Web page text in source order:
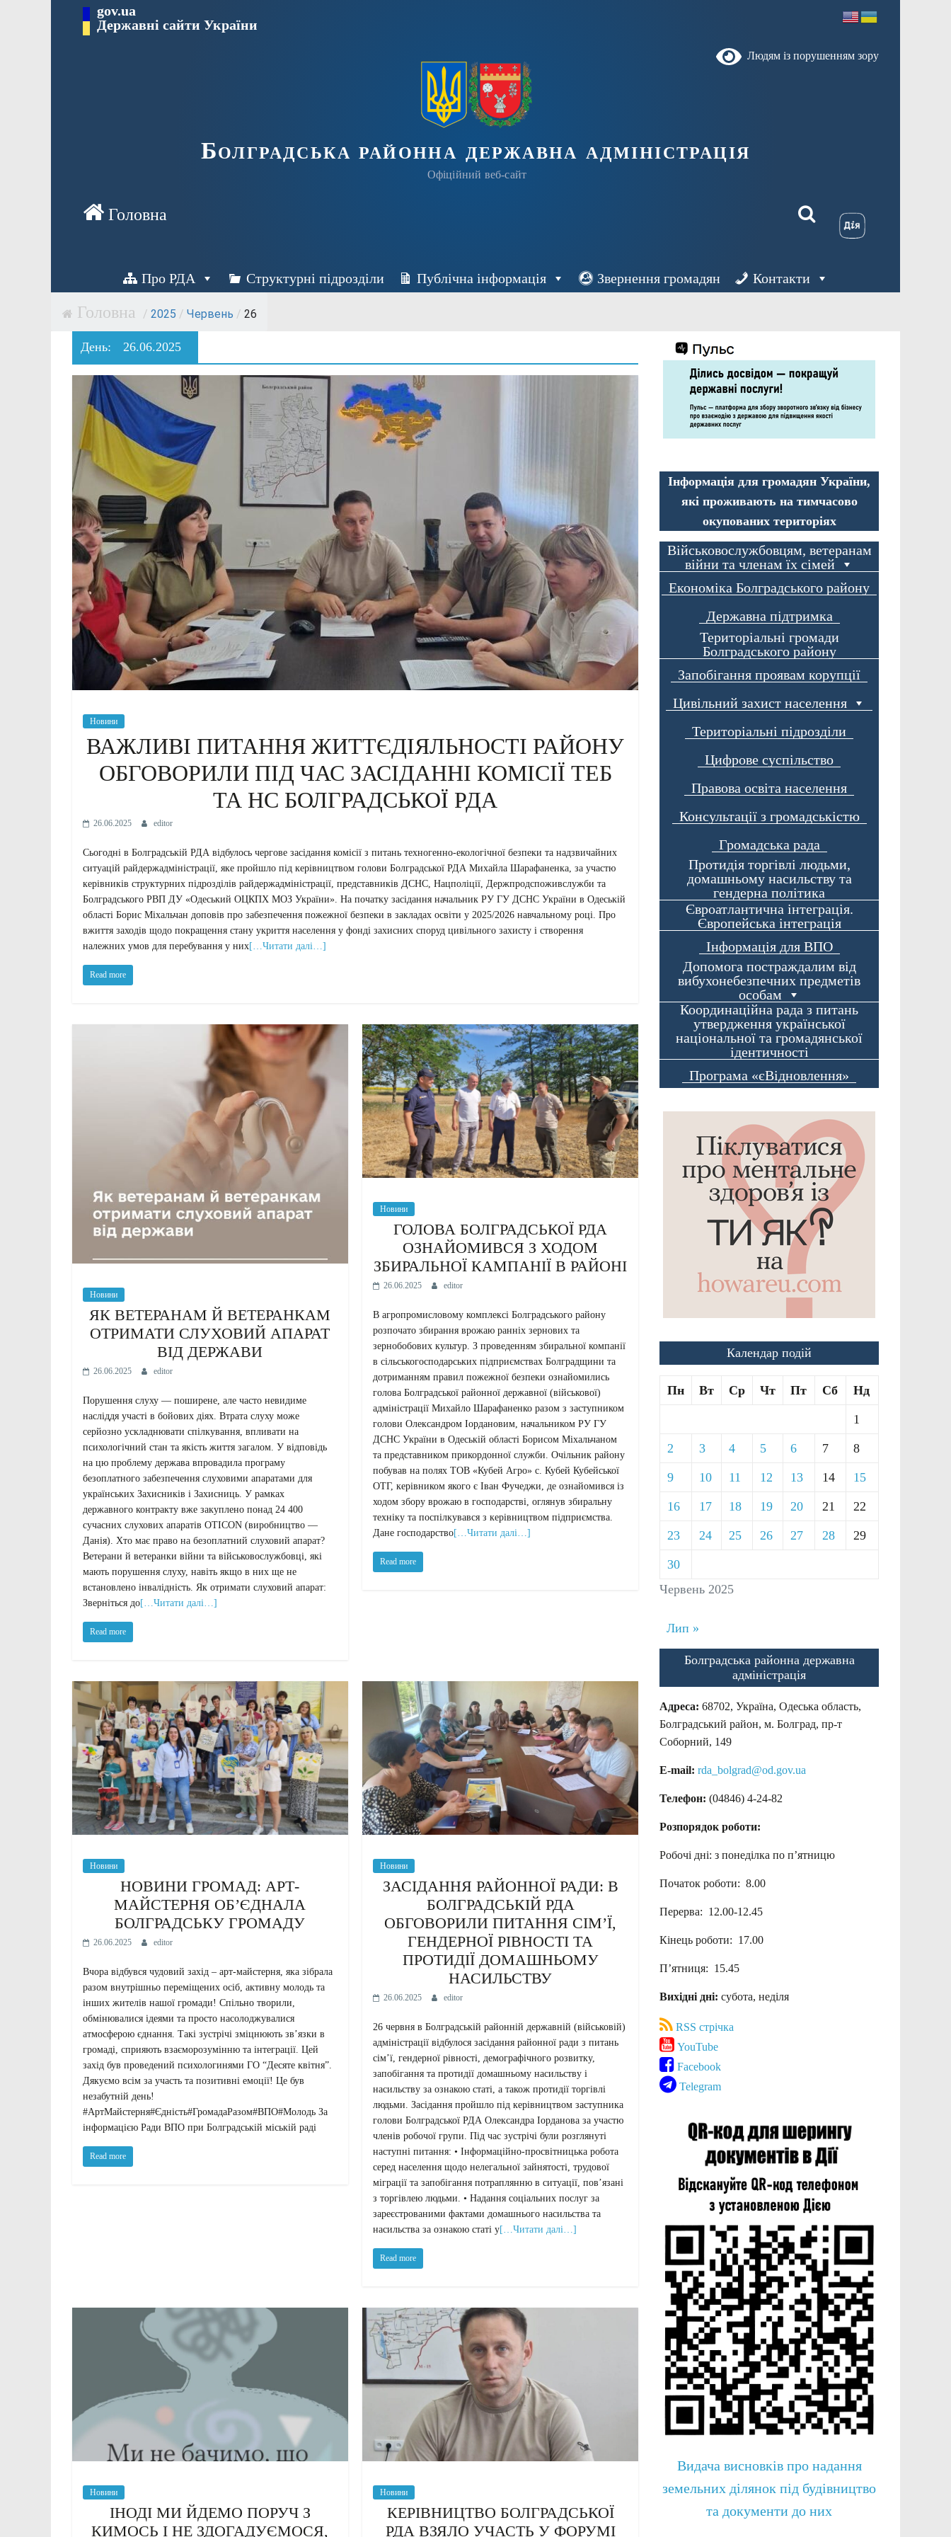
Перейти gov.ua
Державні сайти України
Людям із порушенням зору
Болградська районна державна адміністрація
Офіційний веб-сайт
Про РДА Структурні підрозділи Публічна інформація Звернення громадян Контакти
/ 2025 / Червень / 26
День: 26.06.2025
Новини
ВАЖЛИВІ ПИТАННЯ ЖИТТЄДІЯЛЬНОСТІ РАЙОНУ
ОБГОВОРИЛИ ПІД ЧАС ЗАСІДАННІ КОМІСІЇ ТЕБ
ТА НС БОЛГРАДСЬКОЇ РДА
26.06.2025 editor
Сьогодні в Болградській РДА відбулось чергове засідання комісії з питань техногенно-екологічної безпеки та надзвичайних
ситуацій райдержадміністрації, яке пройшло під керівництвом голови Болградської РДА Михайла Шарафаненка, за участю
керівників структурних підрозділів райдержадміністрації, представників ДСНС, Нацполіції, Держпродспоживслужби та
Болградського РВП ДУ «Одеський ОЦКПХ МОЗ України». На початку засідання начальник РУ ГУ ДСНС України в Одеській
області Борис Міхальчан доповів про забезпечення пожежної безпеки в закладах освіти у 2025/2026 навчальному році. Про
вжиття заходів щодо покращення стану укриття населення у фонді захисних споруд цивільного захисту і створення
належних умов для перебування у них[…Читати далі…]
Read more
Новини
ЯК ВЕТЕРАНАМ Й ВЕТЕРАНКАМ
ОТРИМАТИ СЛУХОВИЙ АПАРАТ
ВІД ДЕРЖАВИ
26.06.2025 editor
Порушення слуху — поширене, але часто невидиме
насліддя участі в бойових діях. Втрата слуху може
серйозно ускладнювати спілкування, впливати на
психологічний стан та якість життя загалом. У відповідь
на цю проблему держава впровадила програму
безоплатного забезпечення слуховими апаратами для
українських Захисників і Захисниць. У рамках
державного контракту вже закуплено понад 24 400
сучасних слухових апаратів OTICON (виробництво —
Данія). Хто має право на безоплатний слуховий апарат?
Ветерани й ветеранки війни та військовослужбовці, які
мають порушення слуху, навіть якщо в них ще не
встановлено інвалідність. Як отримати слуховий апарат:
Зверніться до[…Читати далі…]
Read more
Новини
ГОЛОВА БОЛГРАДСЬКОЇ РДА
ОЗНАЙОМИВСЯ З ХОДОМ
ЗБИРАЛЬНОЇ КАМПАНІЇ В РАЙОНІ
26.06.2025 editor
В агропромисловому комплексі Болградського району
розпочато збирання врожаю ранніх зернових та
зернобобових культур. З проведенням збиральної компанії
в сільськогосподарських підприємствах Болградщини та
дотриманням правил пожежної безпеки ознайомились
голова Болградської районної державної (військової)
адміністрації Михайло Шарафаненко разом з заступником
голови Олександром Іордановим, начальником РУ ГУ
ДСНС України в Одеській області Борисом Міхальчаном
та представником прикордонної служби. Очільник району
побував на полях ТОВ «Кубей Агро» с. Кубей Кубейської
ОТГ, керівником якого є Іван Фучеджи, де ознайомився із
ходом збору врожаю в господарстві, оглянув збиральну
техніку та поспілкувався з керівництвом підприємства.
Дане господарство[…Читати далі…]
Read more
Новини
НОВИНИ ГРОМАД: АРТ-
МАЙСТЕРНЯ ОБ’ЄДНАЛА
БОЛГРАДСЬКУ ГРОМАДУ
26.06.2025 editor
Вчора відбувся чудовий захід – арт-майстерня, яка зібрала
разом внутрішньо переміщених осіб, активну молодь та
інших жителів нашої громади! Спільно творили,
обмінювалися ідеями та просто насолоджувалися
атмосферою єднання. Такі зустрічі зміцнюють зв’язки в
громаді, сприяють взаєморозумінню та інтеграції. Цей
захід був проведений психологинями ГО “Десяте квітня”.
Дякуємо всім за участь та позитивні емоції! Це був
незабутній день!
#АртМайстерня#Єдність#ГромадаРазом#ВПО#Молодь За
інформацією Ради ВПО при Болградській міській раді
Read more
Новини
ЗАСІДАННЯ РАЙОННОЇ РАДИ: В
БОЛГРАДСЬКІЙ РДА
ОБГОВОРИЛИ ПИТАННЯ СІМ’Ї,
ГЕНДЕРНОЇ РІВНОСТІ ТА
ПРОТИДІЇ ДОМАШНЬОМУ
НАСИЛЬСТВУ
26.06.2025 editor
26 червня в Болградській районній державній (військовій)
адміністрації відбулося засідання районної ради з питань
сім’ї, гендерної рівності, демографічного розвитку,
запобігання та протидії домашньому насильству і
насильству за ознакою статі, а також протидії торгівлі
людьми. Засідання пройшло під керівництвом заступника
голови Болградської РДА Олександра Іорданова за участю
членів робочої групи. Під час зустрічі були розглянуті
наступні питання: • Інформаційно-просвітницька робота
серед населення щодо нелегальної зайнятості, трудової
міграції та запобігання потраплянню в ситуації, пов’язані
з торгівлею людьми. • Надання соціальних послуг за
зареєстрованими фактами домашнього насильства та
насильства за ознакою статі у[…Читати далі…]
Read more
Новини
ІНОДІ МИ ЙДЕМО ПОРУЧ З
КИМОСЬ І НЕ ЗДОГАДУЄМОСЯ,
Новини
КЕРІВНИЦТВО БОЛГРАДСЬКОЇ
РДА ВЗЯЛО УЧАСТЬ У ФОРУМІ
Інформація для громадян України,
які проживають на тимчасово
окупованих територіях
Військовослужбовцям, ветеранам
війни та членам їх сімей
Економіка Болградського району
Державна підтримка
Територіальні громади
Болградського району
Запобігання проявам корупції
Цивільний захист населення
Територіальні підрозділи
Цифрове суспільство
Правова освіта населення
Консультації з громадськістю
Громадська рада
Протидія торгівлі людьми,
домашньому насильству та
гендерна політика
Євроатлантична інтеграція.
Європейська інтеграція
Інформація для ВПО
Допомога постраждалим від
вибухонебезпечних предметів
особам
Координаційна рада з питань
утвердження української
національної та громадянської
ідентичності
Програма «єВідновлення»
Календар подій
Червень 2025
Пн Вт Ср Чт Пт Сб Нд
1
2 3 4 5 6 7 8
9 10 11 12 13 14 15
16 17 18 19 20 21 22
23 24 25 26 27 28 29
30
Лип »
Болградська районна державна
адміністрація
Адреса: 68702, Україна, Одеська область,
Болградський район, м. Болград, пр-т
Соборний, 149
E-mail: rda_bolgrad@od.gov.ua
Телефон: (04846) 4-24-82
Розпорядок роботи:
Робочі дні: з понеділка по п’ятницю
Початок роботи: 8.00
Перерва: 12.00-12.45
Кінець роботи: 17.00
П’ятниця: 15.45
Вихідні дні: субота, неділя
RSS стрічка
YouTube
Facebook
Telegram
Видача висновків про надання
земельних ділянок під будівництво
та документи до них